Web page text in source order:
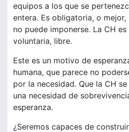
equipos a los que se
entera. Es obligatoria, o
no puede imponerse. La CH
voluntaria, libre.
Este es un motivo de
humana, que parece no
por la necesidad. Que la CH
una necesidad de
esperanza.
¿Seremos capaces de